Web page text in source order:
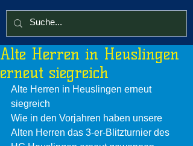
Alte Herren in Heuslingen
erneut siegreich
Alte Herren in Heuslingen erneut
siegreich
Wie in den Vorjahren haben unsere
Alten Herren das 3-er-Blitzturnier des